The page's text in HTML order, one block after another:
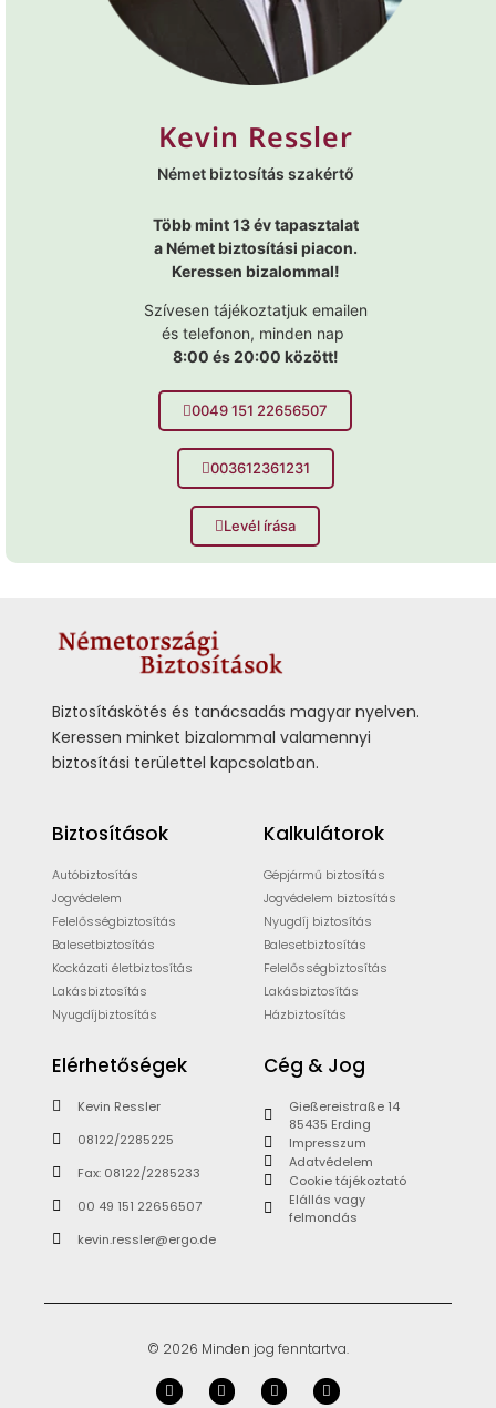
Kevin Ressler
Német biztosítás szakértő
Több mint 13 év tapasztalat
a Német biztosítási piacon.
Keressen bizalommal!
Szívesen tájékoztatjuk emailen
és telefonon, minden nap
8:00 és 20:00 között!
0049 151 22656507
003612361231
Levél írása
Biztosításkötés és tanácsadás magyar nyelven.
Keressen minket bizalommal valamennyi
biztosítási területtel kapcsolatban.
Biztosítások
Autóbiztosítás
Jogvédelem
Felelősségbiztosítás
Balesetbiztosítás
Kockázati életbiztosítás
Lakásbiztosítás
Nyugdíjbiztosítás
Kalkulátorok
Gépjármű biztosítás
Jogvédelem biztosítás
Nyugdíj biztosítás
Balesetbiztosítás
Felelősségbiztosítás
Lakásbiztosítás
Házbiztosítás
Elérhetőségek
Kevin Ressler
08122/2285225
Fax: 08122/2285233
00 49 151 22656507
kevin.ressler@ergo.de
Cég & Jog
Gießereistraße 14
85435 Erding
Impresszum
Adatvédelem
Cookie tájékoztató
Elállás vagy
felmondás
© 2026 Minden jog fenntartva.